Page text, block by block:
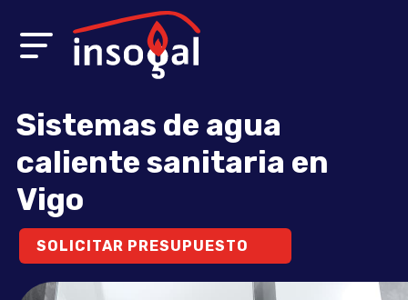
Sistemas de agua
caliente sanitaria en
Vigo
SOLICITAR PRESUPUESTO